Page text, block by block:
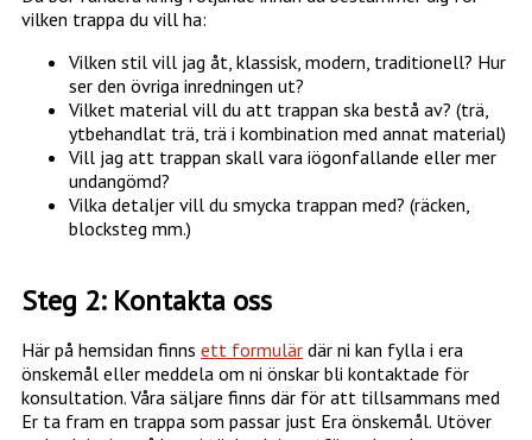
vilken trappa du vill ha:
Vilken stil vill jag åt, klassisk, modern, traditionell? Hur
ser den övriga inredningen ut?
Vilket material vill du att trappan ska bestå av? (trä,
ytbehandlat trä, trä i kombination med annat material)
Vill jag att trappan skall vara iögonfallande eller mer
undangömd?
Vilka detaljer vill du smycka trappan med? (räcken,
blocksteg mm.)
Steg 2: Kontakta oss
Här på hemsidan finns ett formulär där ni kan fylla i era
önskemål eller meddela om ni önskar bli kontaktade för
konsultation. Våra säljare finns där för att tillsammans med
Er ta fram en trappa som passar just Era önskemål. Utöver